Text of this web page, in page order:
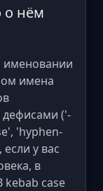
о нём
именовании
имена
('-
'hyphen-
у вас
в
kebab case